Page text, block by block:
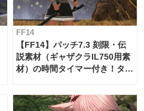
FF14
【FF14】パッチ7.3 刻限・伝
説素材（ギャザクラIL750用素
材）の時間タイマー付き！タイ